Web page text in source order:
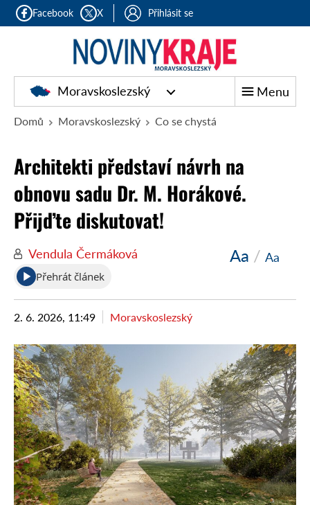
Facebook X Přihlásit se
Moravskoslezský Menu
Domů Moravskoslezský Co se chystá
Architekti představí návrh na
obnovu sadu Dr. M. Horákové.
Přijďte diskutovat!
Vendula Čermáková Aa / Aa
Přehrát článek
2. 6. 2026, 11:49 Moravskoslezský